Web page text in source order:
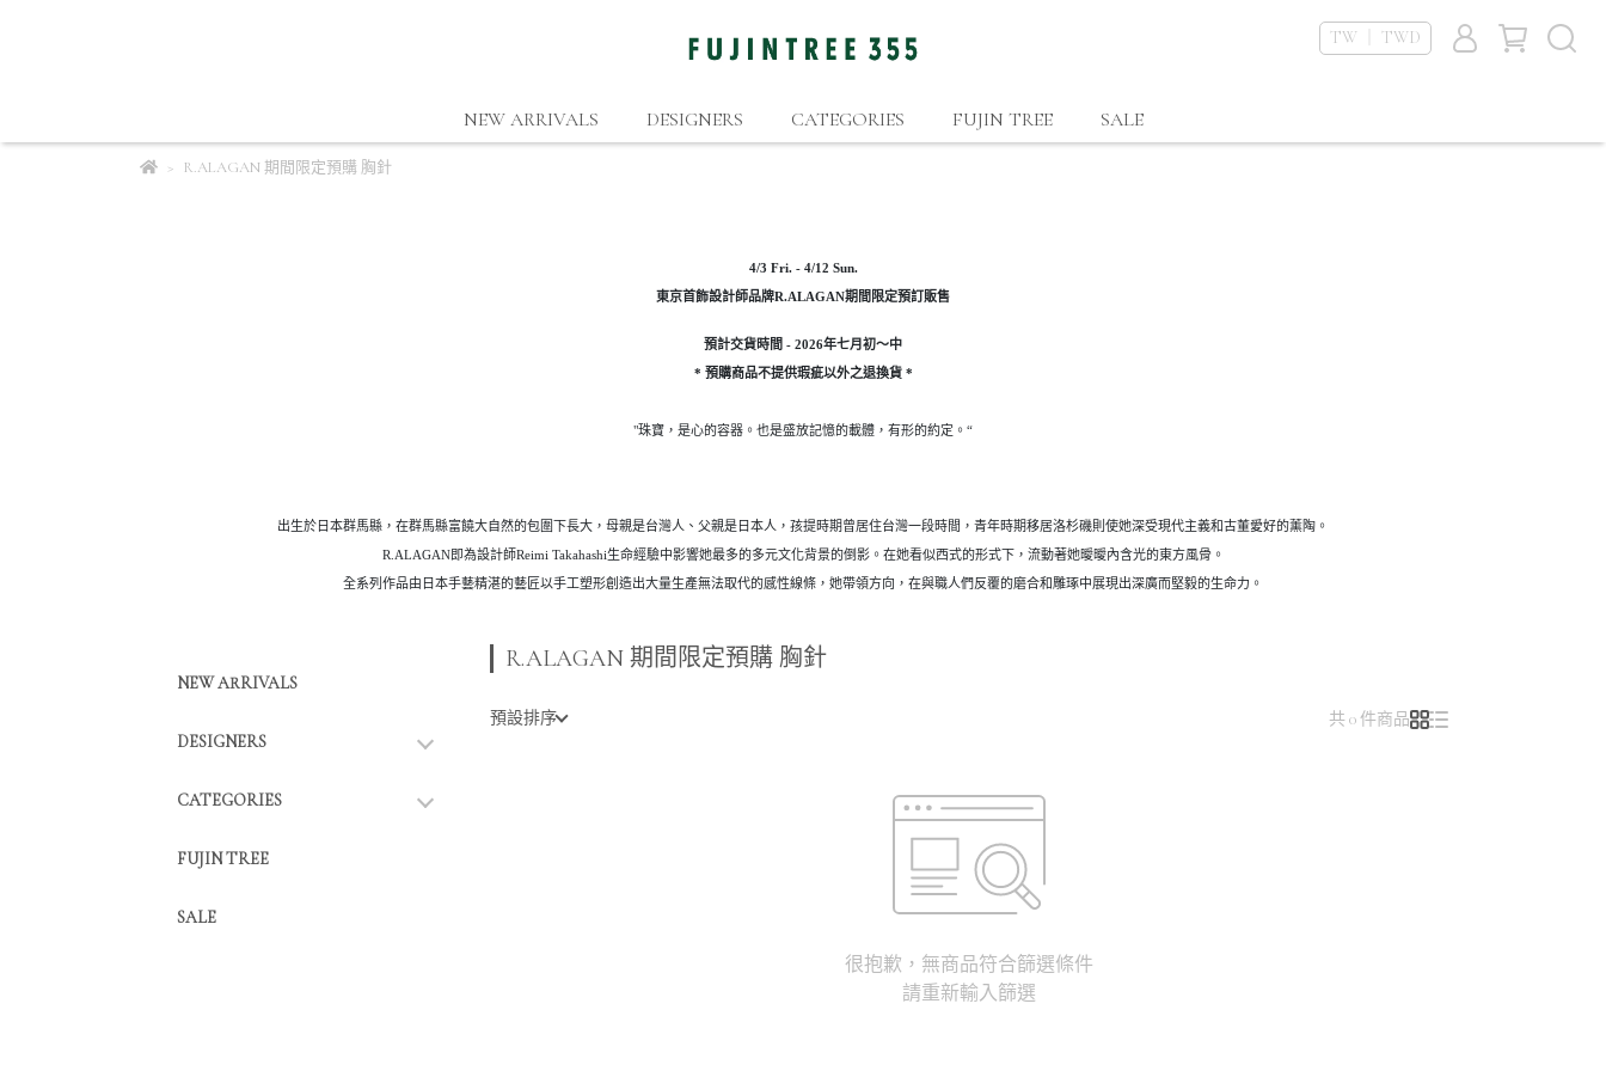
TW ｜ TWD
NEW ARRIVALS DESIGNERS CATEGORIES FUJIN TREE SALE
R.ALAGAN 期間限定預購 胸針
4/3 Fri. - 4/12 Sun.
東京首飾設計師品牌R.ALAGAN期間限定預訂販售
預計交貨時間 - 2026年七月初～中
* 預購商品不提供瑕疵以外之退換貨 *
"珠寶，是心的容器。也是盛放記憶的載體，有形的約定。“
出生於日本群馬縣，在群馬縣富饒大自然的包圍下長大，母親是台灣人、父親是日本人，孩提時期曾居住台灣一段時間，青年時期移居洛杉磯則使她深受現代主義和古董愛好的薰陶。
R.ALAGAN即為設計師Reimi Takahashi生命經驗中影響她最多的多元文化背景的倒影。在她看似西式的形式下，流動著她曖曖內含光的東方風骨。
全系列作品由日本手藝精湛的藝匠以手工塑形創造出大量生產無法取代的感性線條，她帶領方向，在與職人們反覆的磨合和雕琢中展現出深廣而堅毅的生命力。
NEW ARRIVALS
DESIGNERS
CATEGORIES
FUJIN TREE
SALE
R.ALAGAN 期間限定預購 胸針
預設排序 共 0 件商品
很抱歉，無商品符合篩選條件
請重新輸入篩選